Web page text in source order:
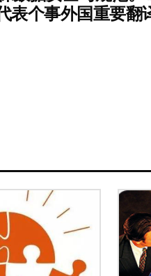
表个事外国重要